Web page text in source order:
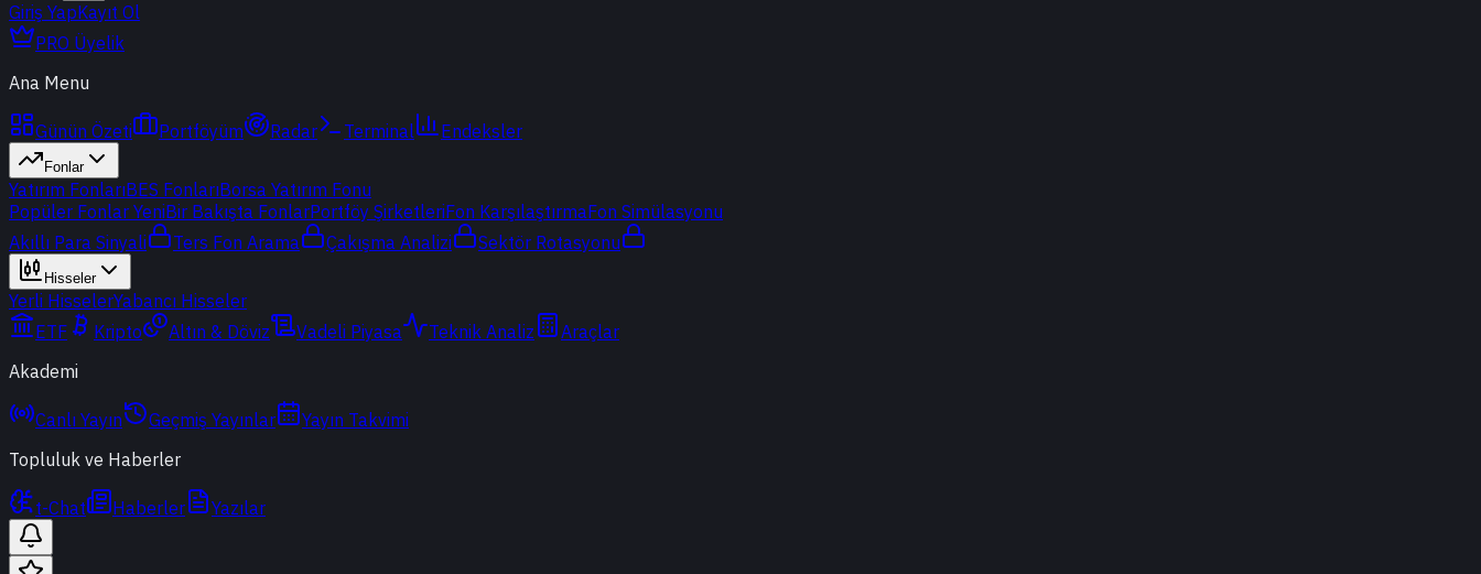
Giriş YapKayıt Ol
PRO Üyelik
Ana Menu
Günün Özeti Portföyüm Radar Terminal Endeksler
Fonlar
Yatırım FonlarıBES FonlarıBorsa Yatırım Fonu
Popüler Fonlar YeniBir Bakışta FonlarPortföy ŞirketleriFon KarşılaştırmaFon Simülasyonu
Akıllı Para Sinyali
Ters Fon Arama Çakışma Analizi Sektör Rotasyonu
Hisseler
Yerli HisselerYabancı Hisseler
ETF
Kripto Altın & Döviz Vadeli Piyasa Teknik Analiz
Araçlar
Akademi
Canlı Yayın Geçmiş Yayınlar
Yayın Takvimi
Topluluk ve Haberler
t-Chat Haberler Yazılar